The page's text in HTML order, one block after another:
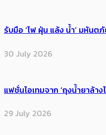
รับมือ ‘ไฟ ฝุ่น แล้ง น้ำ’ มหันต
30 July 2026
แฟชั่นไอเทมจาก ‘ถุงน้ำยาล้
29 July 2026